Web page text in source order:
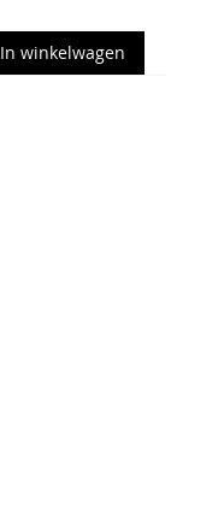
In winkelwagen